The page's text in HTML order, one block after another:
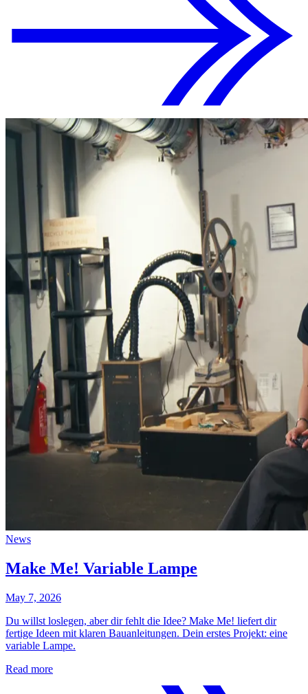
News
Make Me! Variable Lampe
May 7, 2026
Du willst loslegen, aber dir fehlt die Idee? Make Me! liefert dir
fertige Ideen mit klaren Bauanleitungen. Dein erstes Projekt: eine
variable Lampe.
Read more